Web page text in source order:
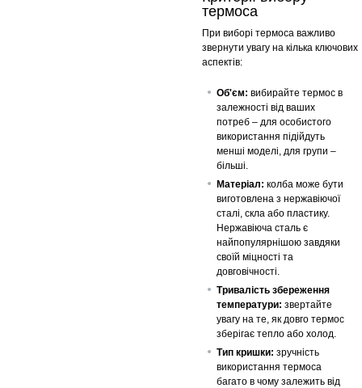
термоса
При виборі термоса важливо
звернути увагу на кілька ключових
аспектів:
Об'єм: вибирайте термос в
залежності від ваших
потреб – для особистого
використання підійдуть
менші моделі, для групи –
більші.
Матеріал: колба може бути
виготовлена з нержавіючої
сталі, скла або пластику.
Нержавіюча сталь є
найпопулярнішою завдяки
своїй міцності та
довговічності.
Тривалість збереження
температури: звертайте
увагу на те, як довго термос
зберігає тепло або холод.
Тип кришки: зручність
використання термоса
багато в чому залежить від